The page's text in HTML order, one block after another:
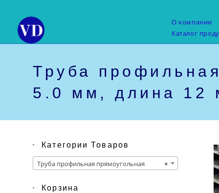
содержимому
О компании
Каталог
Труба
5.0 мм, длина 12
Категории Товаров
×
Труба профильная прямоугольная
Корзина